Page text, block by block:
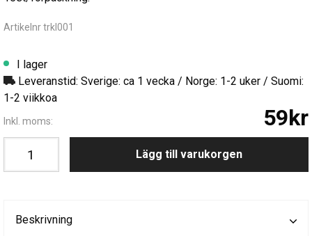
Artikelnr trkl001
I lager
Leveranstid: Sverige: ca 1 vecka / Norge: 1-2 uker / Suomi:
1-2 viikkoa
Inkl. moms: 59kr
Lägg till varukorgen
Beskrivning